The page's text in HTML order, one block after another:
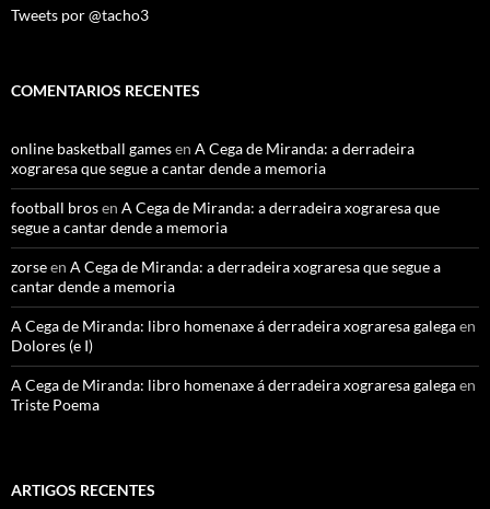
Tweets por @tacho3
COMENTARIOS RECENTES
online basketball gamesen A Cega de Miranda: a derradeira
xograresa que segue a cantar dende a memoria
football brosen A Cega de Miranda: a derradeira xograresa que
segue a cantar dende a memoria
zorseen A Cega de Miranda: a derradeira xograresa que segue a
cantar dende a memoria
A Cega de Miranda: libro homenaxe á derradeira xograresa galegaen
Dolores (e I)
A Cega de Miranda: libro homenaxe á derradeira xograresa galegaen
Triste Poema
ARTIGOS RECENTES